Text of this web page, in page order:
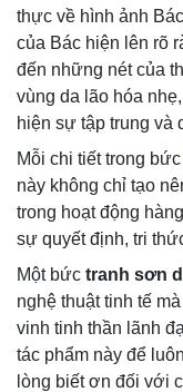
thực về hình ảnh
của Bác hiện lên rõ
đến những nét của
vùng da lão hóa
hiện sự tập trung và
Mỗi chi tiết trong bức
này không chỉ tạo
trong hoạt động
sự quyết định, tri
Một bức tranh sơn
nghệ thuật tinh tế
vinh tinh thần lãnh
tác phẩm này để
lòng biết ơn đối với